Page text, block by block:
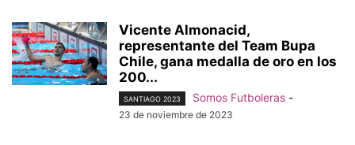
Vicente Almonacid,
representante del Team Bupa
Chile, gana medalla de oro en los
200...
SANTIAGO 2023 Somos Futboleras -
23 de noviembre de 2023